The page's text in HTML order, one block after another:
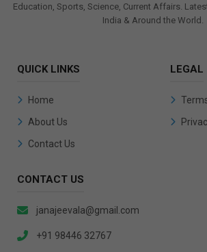
Education, Sports, Science, Current Affairs.
India & Around the World.
QUICK LINKS
Home
About Us
Contact Us
LEGAL
CONTACT US
janajeevala@gmail.com
+91 98446 32767